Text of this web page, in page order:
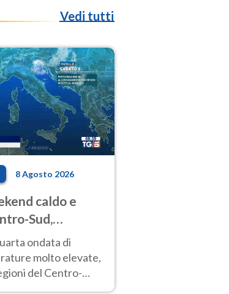
Vedi tutti
8 Agosto 2026
caldo e
Sud,
rilievi
ondata di
molto elevate,
del Centro-